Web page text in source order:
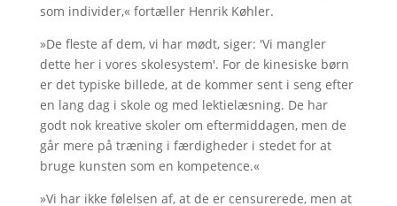
som individer,« fortæller Henrik Køhler.
»De fleste af dem, vi har mødt, siger: 'Vi mangler
dette her i vores skolesystem'. For de kinesiske børn
er det typiske billede, at de kommer sent i seng efter
en lang dag i skole og med lektielæsning. De har
godt nok kreative skoler om eftermiddagen, men de
går mere på træning i færdigheder i stedet for at
bruge kunsten som en kompetence.«
»Vi har ikke følelsen af, at de er censurerede, men at